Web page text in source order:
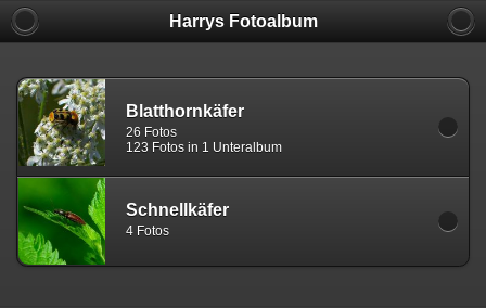
Harrys Fotoalbum
Blatthornkäfer
26 Fotos
123 Fotos in 1 Unteralbum
Schnellkäfer
4 Fotos